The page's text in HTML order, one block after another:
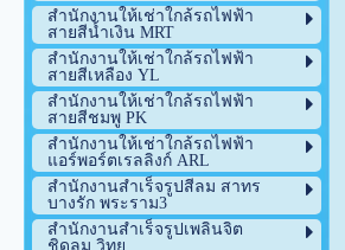
สำนักงานให้เช่าใกล้รถไฟฟ้า
สายสีน้ำเงิน MRT
สำนักงานให้เช่าใกล้รถไฟฟ้า
สายสีเหลือง YL
สำนักงานให้เช่าใกล้รถไฟฟ้า
สายสีชมพู PK
สำนักงานให้เช่าใกล้รถไฟฟ้า
แอร์พอร์ตเรลลิงก์ ARL
สำนักงานสำเร็จรูปสีลม สาทร
บางรัก พระราม3
สำนักงานสำเร็จรูปเพลินจิต
ชิดลม วิทยุ